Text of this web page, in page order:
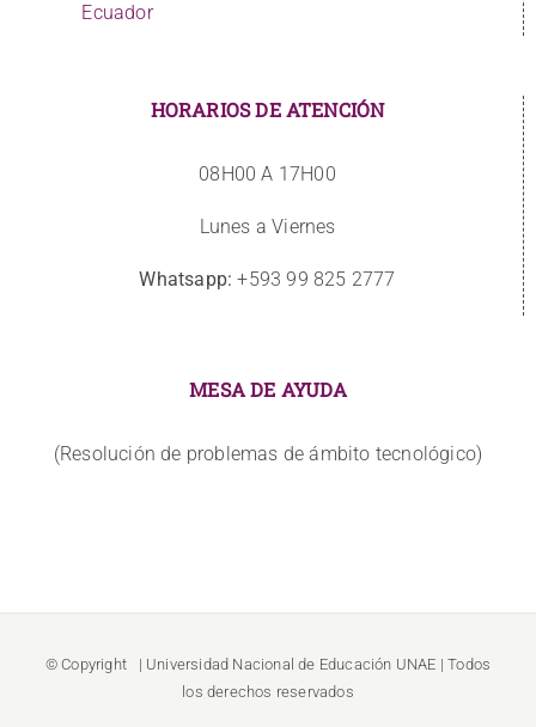
Ecuador
HORARIOS DE ATENCIÓN
08H00 A 17H00
Lunes a Viernes
Whatsapp: +593 99 825 2777
MESA DE AYUDA
(Resolución de problemas de ámbito tecnológico)
© Copyright | Universidad Nacional de Educación UNAE | Todos
los derechos reservados